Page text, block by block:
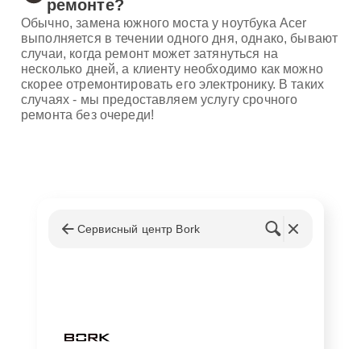
ремонте?
Обычно, замена южного моста у ноутбука Acer
выполняется в течении одного дня, однако, бывают
случаи, когда ремонт может затянуться на
несколько дней, а клиенту необходимо как можно
скорее отремонтировать его электронику. В таких
случаях - мы предоставляем услугу срочного
ремонта без очереди!
Сервисный центр Bork